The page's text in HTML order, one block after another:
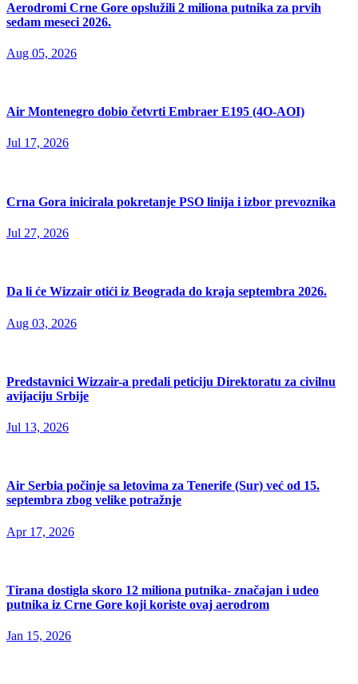
Aerodromi Crne Gore opslužili 2 miliona putnika za prvih
sedam meseci 2026.
Aug 05, 2026
Air Montenegro dobio četvrti Embraer E195 (4O-AOI)
Jul 17, 2026
Crna Gora inicirala pokretanje PSO linija i izbor prevoznika
Jul 27, 2026
Da li će Wizzair otići iz Beograda do kraja septembra 2026.
Aug 03, 2026
Predstavnici Wizzair-a predali peticiju Direktoratu za civilnu
avijaciju Srbije
Jul 13, 2026
Air Serbia počinje sa letovima za Tenerife (Sur) već od 15.
septembra zbog velike potražnje
Apr 17, 2026
Tirana dostigla skoro 12 miliona putnika- značajan i udeo
putnika iz Crne Gore koji koriste ovaj aerodrom
Jan 15, 2026